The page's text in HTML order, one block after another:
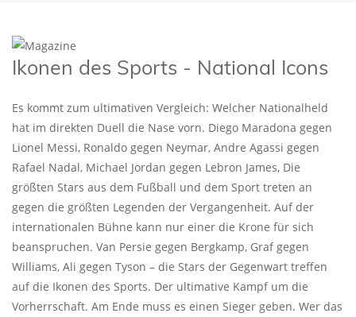
Ikonen des Sports - National Icons
Es kommt zum ultimativen Vergleich: Welcher Nationalheld
hat im direkten Duell die Nase vorn. Diego Maradona gegen
Lionel Messi, Ronaldo gegen Neymar, Andre Agassi gegen
Rafael Nadal, Michael Jordan gegen Lebron James, Die
größten Stars aus dem Fußball und dem Sport treten an
gegen die größten Legenden der Vergangenheit. Auf der
internationalen Bühne kann nur einer die Krone für sich
beanspruchen. Van Persie gegen Bergkamp, Graf gegen
Williams, Ali gegen Tyson – die Stars der Gegenwart treffen
auf die Ikonen des Sports. Der ultimative Kampf um die
Vorherrschaft. Am Ende muss es einen Sieger geben. Wer das